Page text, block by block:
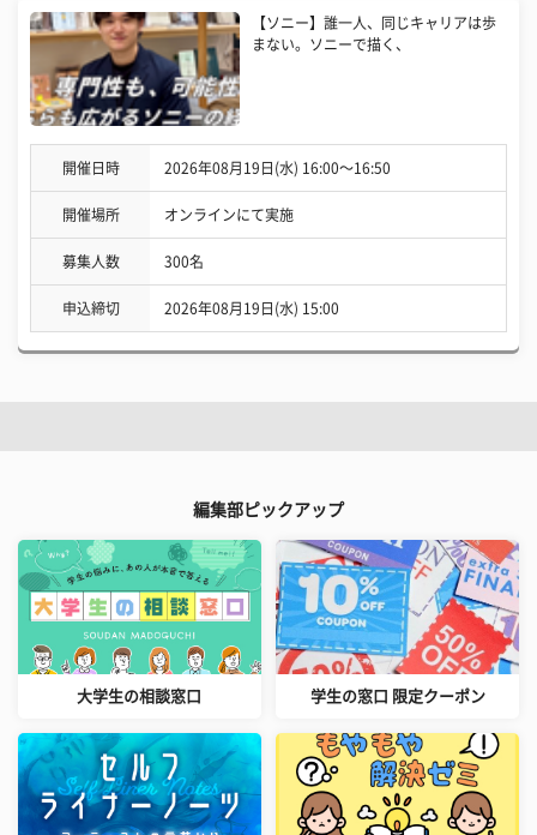
【ソニー】誰一人、同じキャリアは歩
まない。ソニーで描く、
開催日時 2026年08月19日(水) 16:00〜16:50
開催場所 オンラインにて実施
募集人数 300名
申込締切 2026年08月19日(水) 15:00
編集部ピックアップ
大学生の相談窓口 学生の窓口 限定クーポン